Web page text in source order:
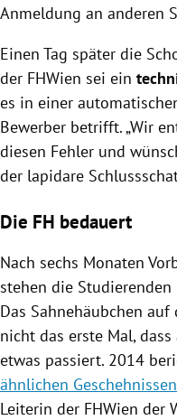
Anmeldung an anderen
Einen Tag später die
der FHWien sei ein
es in einer
Bewerber betrifft. „Wir
diesen Fehler und
der lapidare
Die FH bedauert
Nach sechs Monaten
stehen die
Das Sahnehäubchen
nicht das erste Mal,
etwas passiert. 2014
ähnlichen Geschehnissen
Leiterin der FHWien der